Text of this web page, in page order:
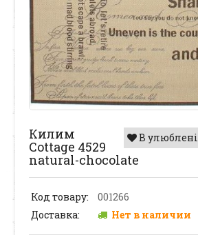
В улюблені
Килим
Cottage 4529
natural-chocolate
Код товару:
001266
Доставка:
Нет в наличии